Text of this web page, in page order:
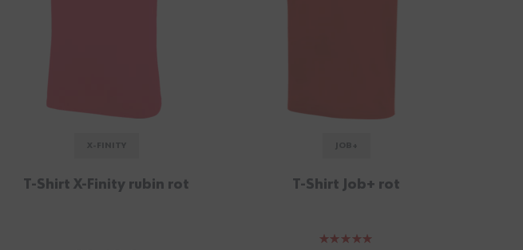
T-Shirt X-Finity rubin rot T-Shirt Job+ rot
Bewertung: